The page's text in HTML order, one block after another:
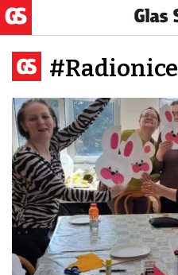
#Radionice